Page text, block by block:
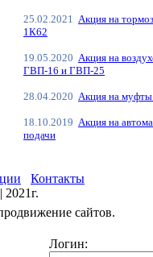
25.02.2021 Акция на
1К62
19.05.2020 Акция на
ГВП-16 и ГВП-25
28.04.2020 Акция на
18.10.2019 Акция на
подачи
Контакты
сайтов.
Логин: